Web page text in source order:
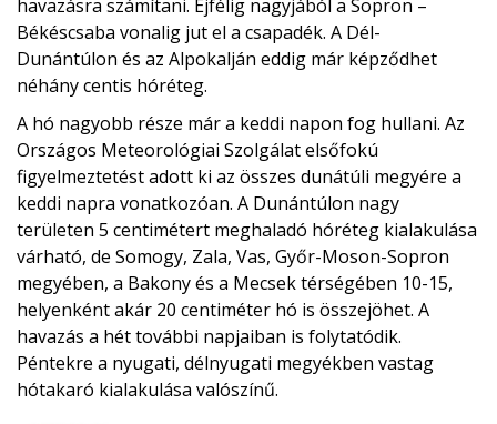
havazásra számítani. Éjfélig nagyjából a Sopron –
Békéscsaba vonalig jut el a csapadék. A Dél-
Dunántúlon és az Alpokalján eddig már képződhet
néhány centis hóréteg.
A hó nagyobb része már a keddi napon fog hullani. Az
Országos Meteorológiai Szolgálat elsőfokú
figyelmeztetést adott ki az összes dunátúli megyére a
keddi napra vonatkozóan. A Dunántúlon nagy
területen 5 centimétert meghaladó hóréteg kialakulása
várható, de Somogy, Zala, Vas, Győr-Moson-Sopron
megyében, a Bakony és a Mecsek térségében 10-15,
helyenként akár 20 centiméter hó is összejöhet. A
havazás a hét további napjaiban is folytatódik.
Péntekre a nyugati, délnyugati megyékben vastag
hótakaró kialakulása valószínű.